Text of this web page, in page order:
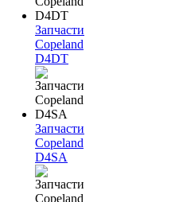
Запчасти
Copeland
D4DT
Запчасти
Copeland
D4SA